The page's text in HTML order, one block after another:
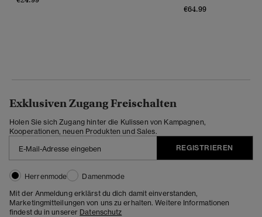
€64.99
Exklusiven Zugang Freischalten
Holen Sie sich Zugang hinter die Kulissen von Kampagnen,
Kooperationen, neuen Produkten und Sales.
REGISTRIEREN
Herrenmode
Damenmode
Mit der Anmeldung erklärst du dich damit einverstanden,
Marketingmitteilungen von uns zu erhalten. Weitere Informationen
findest du in unserer Datenschutz